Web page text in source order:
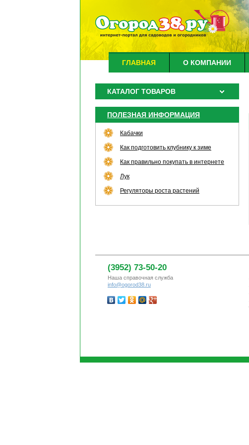
ГЛАВНАЯ О КОМПАНИИ
КАТАЛОГ ТОВАРОВ
ПОЛЕЗНАЯ ИНФОРМАЦИЯ
Кабачки
Как подготовить клубнику к зиме
Как правильно покупать в интернете
Лук
Регуляторы роста растений
(3952) 73-50-20
Наша справочная служба
info@ogorod38.ru